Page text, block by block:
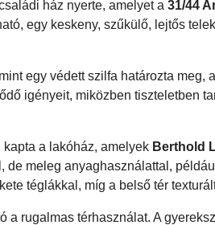
ház nyerte, amelyet a 31/44
egy keskeny, szűkülő, lejtős
egy védett szilfa határozta meg,
igényeit, miközben tiszteletben
a lakóház, amelyek Berthold
meleg anyaghasználattal,
téglákkal, míg a belső tér
rugalmas térhasználat. A